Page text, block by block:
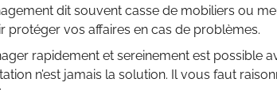
dit souvent casse de mobiliers ou
protéger vos affaires en cas de problèmes.
rapidement et sereinement est possible
n’est jamais la solution. Il vous faut